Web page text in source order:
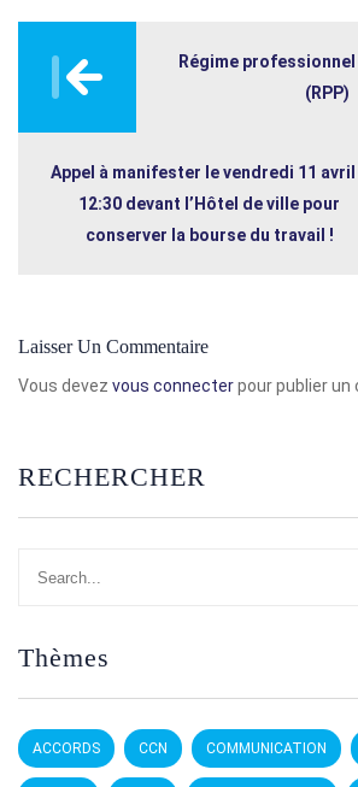
navigation
Régime
(RPP)
Appel à manifester le vendredi 11 avril
12:30 devant l’Hôtel de ville pour
conserver la bourse du travail !
Laisser Un Commentaire
Vous devez vous connecterpour publier un
RECHERCHER
Thèmes
ACCORDS CCN COMMUNICATION